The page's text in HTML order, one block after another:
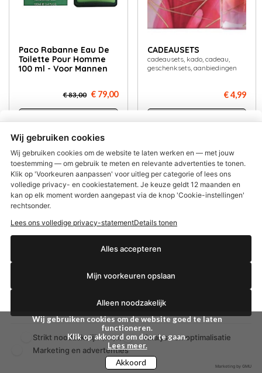
Paco Rabanne Eau De
Toilette Pour Homme
100 ml - Voor Mannen
€ 83,00 € 79,00
CADEAUSETS
cadeausets, kado, cadeau,
geschenksets, aanbiedingen
€ 4,99
Jimmy Choo Blossom
Eau De Parfum Spray
40 ml
€ 29,99
Chopard Wish 75 ml -
Eau de parfum - for
Women
FOLDER
€ 19,99
Wij gebruiken cookies om de website goed te laten
functioneren.
Klik op akkoord om door te gaan.
Lees meer.
Akkoord
Wij gebruiken cookies
Wij gebruiken cookies om de website te laten werken en — met jouw
toestemming — om gebruik te meten en relevante advertenties te tonen.
Klik op 'Voorkeuren aanpassen' voor uitleg per categorie of lees ons
volledige privacy- en cookiestatement. Je keuze geldt 12 maanden en
kan op elk moment worden aangepast via de knop 'Cookie-instellingen'
rechtsonder.
Lees ons volledige privacy-statementDetails tonen
Alles accepteren
Mijn voorkeuren opslaan
Alleen noodzakelijk
Strikt noodzakelijk(altijd)
Analyse en optimalisatie
Marketing en advertenties
Marketing by GMU
€2,50 korting?
Ja, ik wil korting